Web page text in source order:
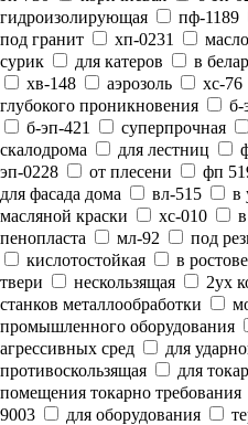
гидроизолирующая
пф-1189
под гранит
хп-0231
сурик
для катеров в
хв-148
аэрозоль хс-76
глубокого проникновения
б-
б-эп-421
суперпрочная
скалодрома
для лестниц
эп-0228
от плесени фп
для фасада дома
вл-515 в
масляной краски
хс-010
пенопласта
мл-92 под
кислотостойкая
в
твери
нескользящая 2ух
станков металлообработки
промышленного оборудования
агрессивных сред
для
противоскользящая
для
помещения токарно требования
9003
для оборудования